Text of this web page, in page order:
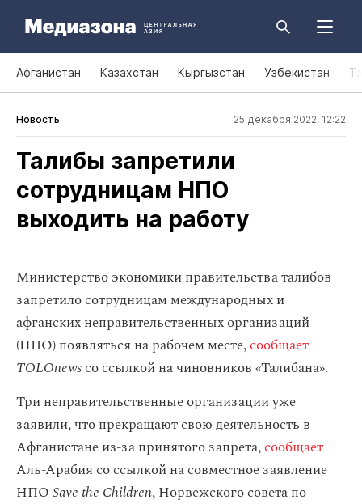
Афганистан Казахстан Кыргызстан Узбекистан
Новость 25 декабря 2022, 12:22
Талибы запретили
сотрудницам НПО
выходить на работу
Министерство экономики правительства талибов
запретило сотрудницам международных и
афганских неправительственных организаций
(НПО) появляться на рабочем месте,сообщает
TOLOnewsсо ссылкой на чиновников «‎Талибана».
Три неправительственные организации уже
заявили, что прекращают свою деятельность в
Афганистане из-за принятого запрета,сообщает
Аль-Арабия со ссылкой на совместное заявление
НПОSave the Children, Норвежского совета по